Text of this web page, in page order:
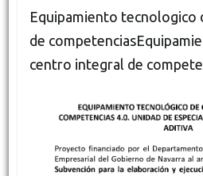
Equipamiento tecnologico
de
centro integral de